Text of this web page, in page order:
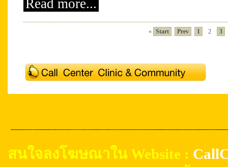
Read more...
« Start Prev 1 2 3
สนใจลงโฆษณาใน Website :